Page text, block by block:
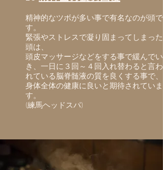
精神的なツボが多い事で有名なのが頭で
す。
緊張やストレス で凝り固まってしまった
頭は、
頭皮マッサージなどをする事で緩んでい
き、一日に３回～４回入れ替わると言わ
れている脳脊髄液の質を良くする事で、
身体全体の健康に良いと期待されていま
す。
​(練馬ヘッドスパ)